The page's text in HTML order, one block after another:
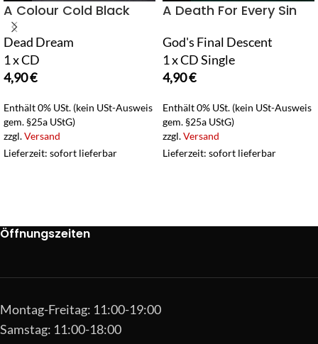
A Colour Cold Black
Dead Dream
1 x CD
4,90€
Enthält 0% USt. (kein USt-Ausweis
gem. §25a UStG)
zzgl.Versand
Lieferzeit: sofort lieferbar
A Death For Every Sin
God's Final Descent
1 x CD Single
4,90€
Enthält 0% USt. (kein USt-Ausweis
gem. §25a UStG)
zzgl.Versand
Lieferzeit: sofort lieferbar
Öffnungszeiten
Montag-Freitag: 11:00-19:00
Samstag: 11:00-18:00